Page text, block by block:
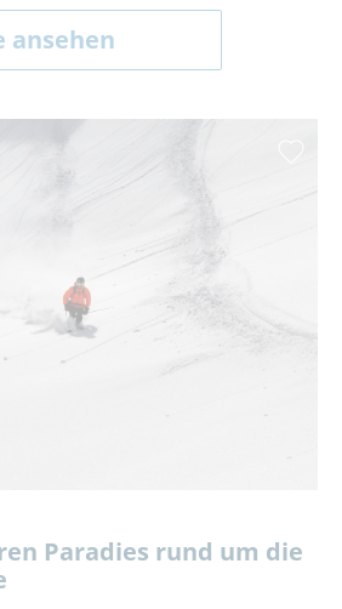
ansehen
Paradies rund um die